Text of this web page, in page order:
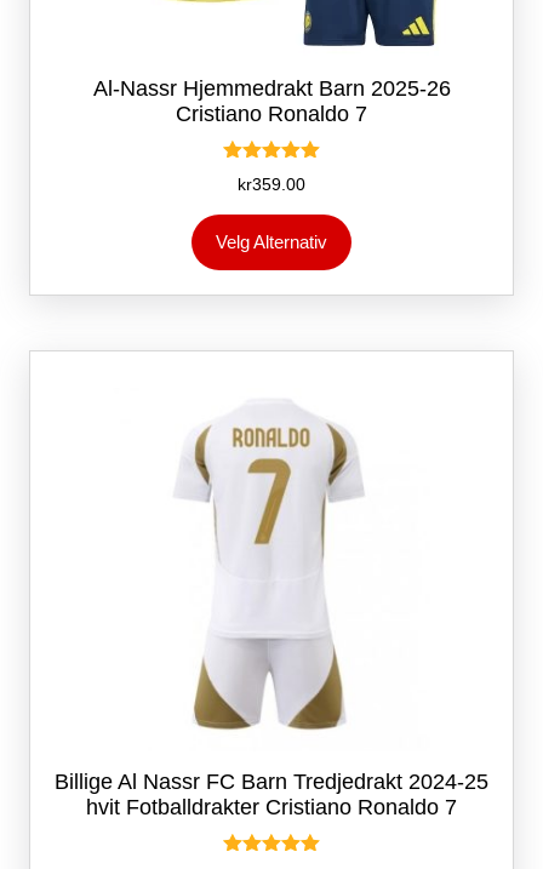
Al-Nassr Hjemmedrakt Barn 2025-26
Cristiano Ronaldo 7
Vurdert
5.00
av 5
kr359.00
Velg Alternativ
produktet
flere
Alternativene
på
Billige Al Nassr FC Barn Tredjedrakt 2024-25
hvit Fotballdrakter Cristiano Ronaldo 7